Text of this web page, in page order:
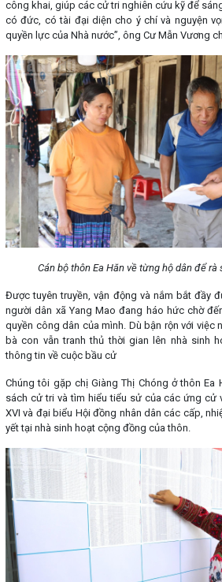
công khai, giúp các cử tri nghiên cứu kỹ để
có đức, có tài đại diện cho ý chí và nguyện
quyền lực của Nhà nước”, ông Cư Mẫn Vương
Cán bộ thôn Ea Hăn về từng hộ dân để
Được tuyên truyền, vận động và nắm bắt đầy
người dân xã Yang Mao đang háo hức chờ
quyền công dân của mình. Dù bận rộn với việc
bà con vẫn tranh thủ thời gian lên nhà sinh
thông tin về cuộc bầu cử
Chúng tôi gặp chị Giàng Thị Chóng ở thôn Ea
sách cử tri và tìm hiểu tiểu sử của các ứng cử
XVI và đại biểu Hội đồng nhân dân các cấp,
yết tại nhà sinh hoạt cộng đồng của thôn.